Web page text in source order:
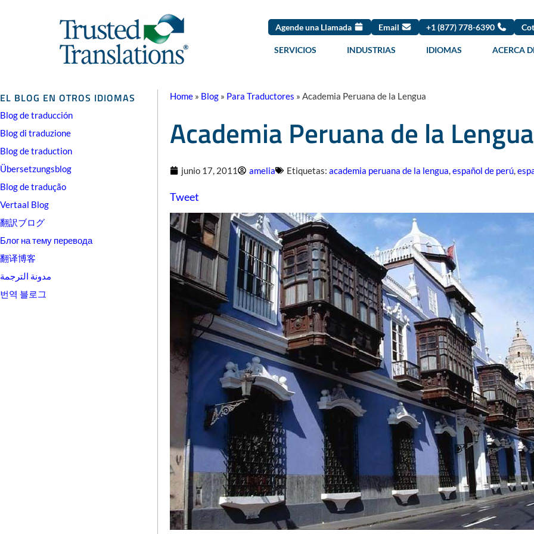
Agende una Llamada Email +1 (877) 778-6390
SERVICIOS INDUSTRIAS IDIOMAS ACERCA
EL BLOG EN OTROS IDIOMAS
Blog de traducción
Blog di traduzione
Blog de traduction
Übersetzungsblog
Blog de tradução
Vertaal Blog
翻訳ブログ
Блог на тему перевода
翻译博客
مدونة الترجمة
번역 블로그
Home » Blog » Para Traductores » Academia Peruana de la Lengua
Academia Peruana de la Lengua
junio 17, 2011 amelia Etiquetas: academia peruana de la lengua,español de perú,
Tweet